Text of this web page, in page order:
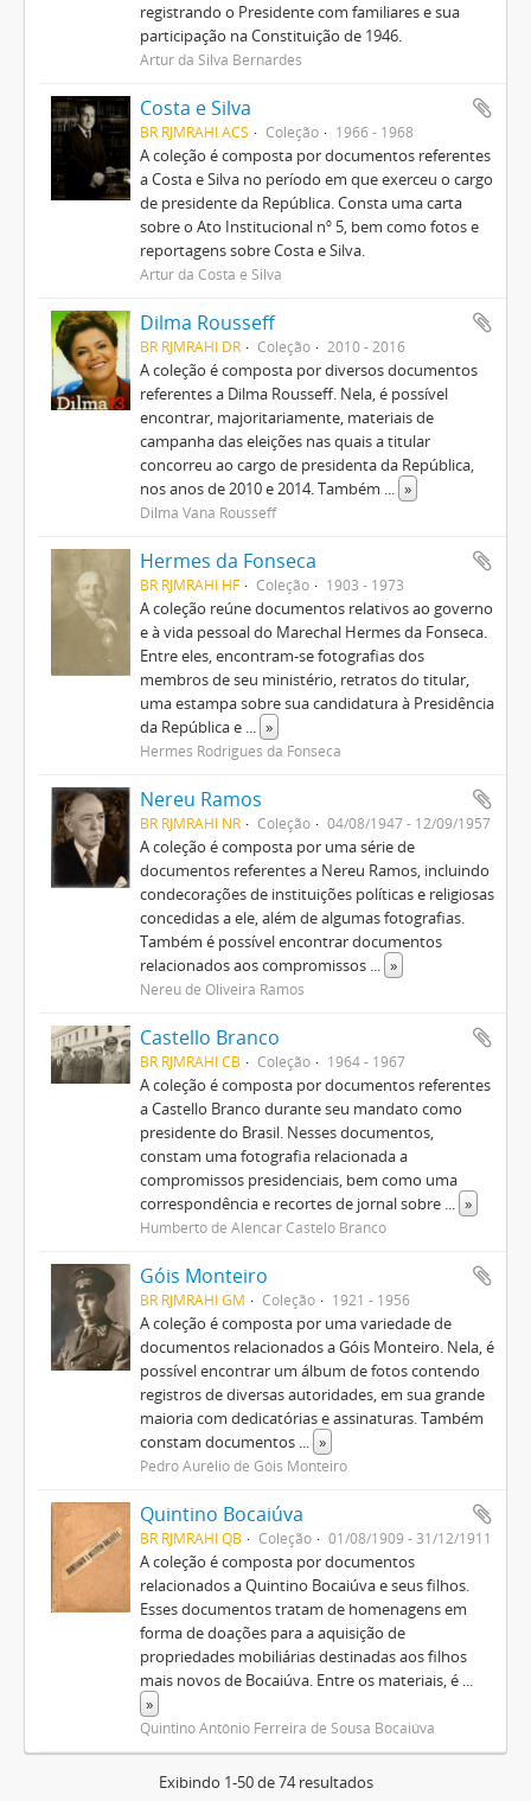
registrando o Presidente com familiares e sua
participação na Constituição de 1946.
Artur da Silva Bernardes
Costa e Silva
BR RJMRAHI ACS Coleção 1966 - 1968
A coleção é composta por documentos referentes
a Costa e Silva no período em que exerceu o cargo
de presidente da República. Consta uma carta
sobre o Ato Institucional nº 5, bem como fotos e
reportagens sobre Costa e Silva.
Artur da Costa e Silva
Dilma Rousseff
BR RJMRAHI DR Coleção 2010 - 2016
A coleção é composta por diversos documentos
referentes a Dilma Rousseff. Nela, é possível
encontrar, majoritariamente, materiais de
campanha das eleições nas quais a titular
concorreu ao cargo de presidenta da República,
nos anos de 2010 e 2014. Também ... »
Dilma Vana Rousseff
Hermes da Fonseca
BR RJMRAHI HF Coleção 1903 - 1973
A coleção reúne documentos relativos ao governo
e à vida pessoal do Marechal Hermes da Fonseca.
Entre eles, encontram-se fotografias dos
membros de seu ministério, retratos do titular,
uma estampa sobre sua candidatura à Presidência
da República e ... »
Hermes Rodrigues da Fonseca
Nereu Ramos
BR RJMRAHI NR Coleção 04/08/1947 - 12/09/1957
A coleção é composta por uma série de
documentos referentes a Nereu Ramos, incluindo
condecorações de instituições políticas e religiosas
concedidas a ele, além de algumas fotografias.
Também é possível encontrar documentos
relacionados aos compromissos ... »
Nereu de Oliveira Ramos
Castello Branco
BR RJMRAHI CB Coleção 1964 - 1967
A coleção é composta por documentos referentes
a Castello Branco durante seu mandato como
presidente do Brasil. Nesses documentos,
constam uma fotografia relacionada a
compromissos presidenciais, bem como uma
correspondência e recortes de jornal sobre ... »
Humberto de Alencar Castelo Branco
Góis Monteiro
BR RJMRAHI GM Coleção 1921 - 1956
A coleção é composta por uma variedade de
documentos relacionados a Góis Monteiro. Nela, é
possível encontrar um álbum de fotos contendo
registros de diversas autoridades, em sua grande
maioria com dedicatórias e assinaturas. Também
constam documentos ... »
Pedro Aurélio de Góis Monteiro
Quintino Bocaiúva
BR RJMRAHI QB Coleção 01/08/1909 - 31/12/1911
A coleção é composta por documentos
relacionados a Quintino Bocaiúva e seus filhos.
Esses documentos tratam de homenagens em
forma de doações para a aquisição de
propriedades mobiliárias destinadas aos filhos
mais novos de Bocaiúva. Entre os materiais, é ...
»
Quintino Antônio Ferreira de Sousa Bocaiúva
Exibindo 1-50 de 74 resultados